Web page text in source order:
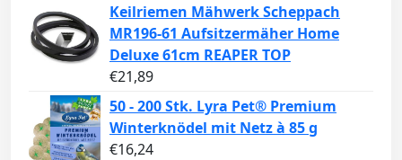
Keilriemen Mähwerk Scheppach
MR196-61 Aufsitzermäher Home
Deluxe 61cm REAPER TOP
€21,89
50 - 200 Stk. Lyra Pet® Premium
Winterknödel mit Netz à 85 g
€16,24